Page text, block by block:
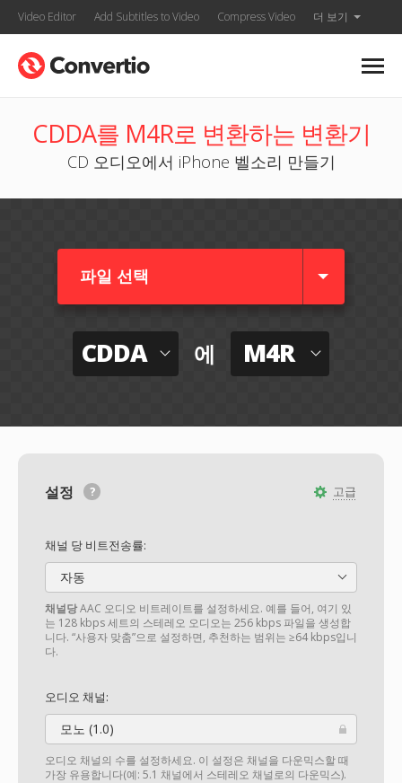
Video Editor Add Subtitles to Video Compress Video 더 보기
CDDA를 M4R로 변환하는 변환기
CD 오디오에서 iPhone 벨소리 만들기
파일 선택
CDDA 에 M4R
고급
설정
채널 당 비트전송률:
자동
채널당AAC 오디오 비트레이트를 설정하세요. 예를 들어, 여기 있
는 128 kbps 세트의 스테레오 오디오는 256 kbps 파일을 생성합
니다. “사용자 맞춤”으로 설정하면, 추천하는 범위는 ≥64 kbps입니
다.
오디오 채널:
모노 (1.0)
오디오 채널의 수를 설정하세요. 이 설정은 채널을 다운믹스할 때
가장 유용합니다(예: 5.1 채널에서 스테레오 채널로의 다운믹스).